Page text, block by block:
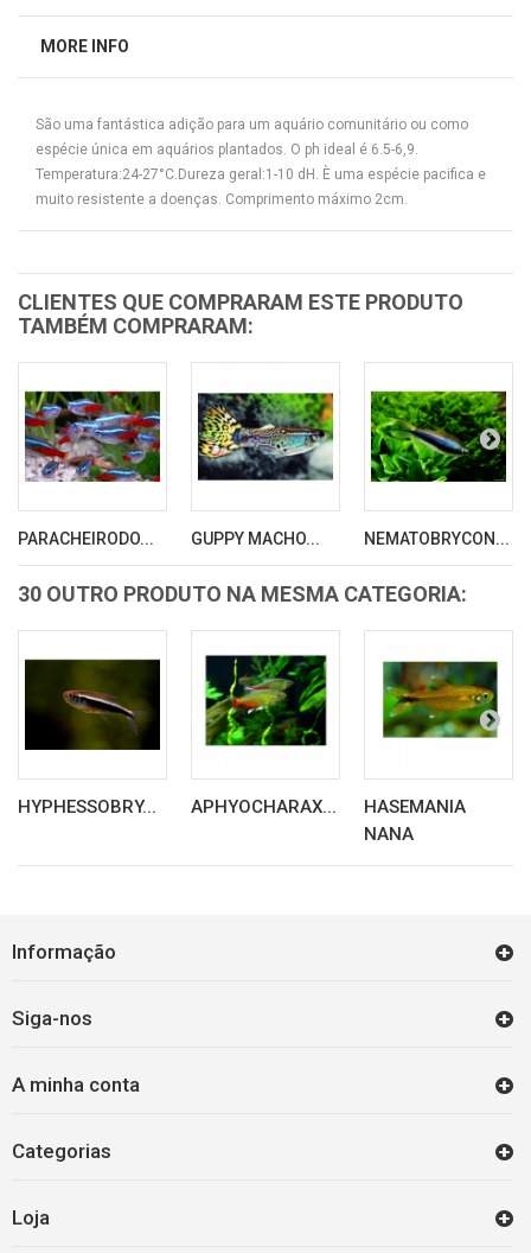
MORE INFO
São uma fantástica adição para um aquário comunitário ou como
espécie única em aquários plantados. O ph ideal é 6.5-6,9.
Temperatura:24-27°C.Dureza geral:1-10 dH. È uma espécie pacifica e
muito resistente a doenças. Comprimento máximo 2cm.
CLIENTES QUE COMPRARAM ESTE PRODUTO
TAMBÉM COMPRARAM:
PARACHEIRODO... GUPPY MACHO... NEMATOBRYCON...
30 OUTRO PRODUTO NA MESMA CATEGORIA:
HYPHESSOBRY... APHYOCHARAX...
HASEMANIA
NANA
Informação
Siga-nos
A minha conta
Categorias
Loja